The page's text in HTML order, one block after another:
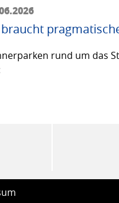
rund um das